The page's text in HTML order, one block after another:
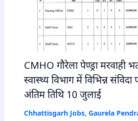
CMHO गौरेला पेण्ड्रा मरवाही
स्वास्थ्य विभाग में विभिन्न संविदा
अंतिम तिथि 10 जुलाई
Chhattisgarh Jobs, Gaurela